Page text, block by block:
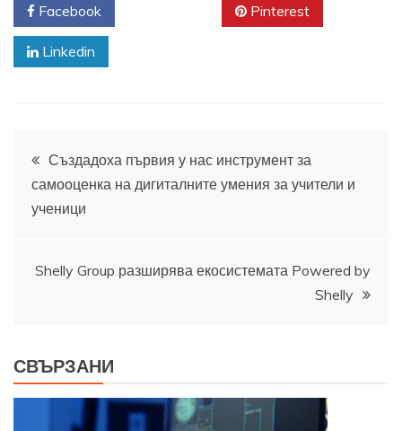
Facebook Pinterest
Linkedin
Навигация
Създадоха първия у нас инструмент за
самооценка на дигиталните умения за учители и
ученици
Shelly Group разширява екосистемата Powered by
Shelly
СВЪРЗАНИ